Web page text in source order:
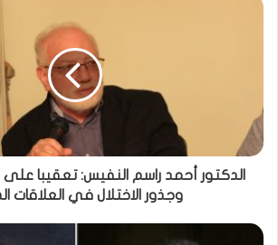
الدكتور أحمد راسم النفيس: تعقيبا على
وجذور الاختلال في العلاقات